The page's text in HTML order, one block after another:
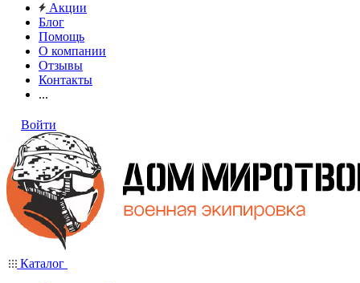
Акции
Блог
Помощь
О компании
Отзывы
Контакты
...
Войти
Каталог